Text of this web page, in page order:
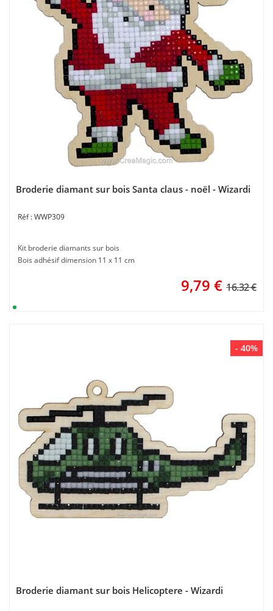
Broderie diamant sur bois Santa claus - noël - Wizardi
WWP309
Kit broderie diamants sur bois
Bois adhésif dimension 11 x 11 cm
9,79 € 16.32 €
- 40%
Broderie diamant sur bois Helicoptere - Wizardi